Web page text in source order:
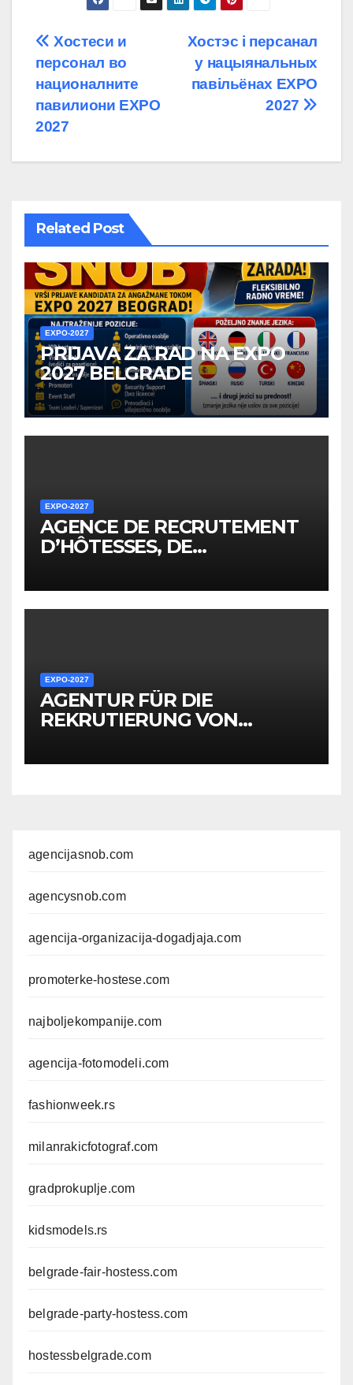
Post
navigation
Хостэс і персанал
у нацыянальных
павільёнах EXPO
2027
Хостеси и
персонал во
националните
павилиони EXPO
2027
Related Post
EXPO-2027
PRIJAVA ZA RAD NA EXPO
2027 BELGRADE
EXPO-2027
AGENCE DE RECRUTEMENT
D’HÔTESSES, DE
PROMOTEURS ET D’AUTRES
EMPLOYÉS POUR LES
EXPO-2027
AGENTUR FÜR DIE
REKRUTIERUNG VON
PROMOTERN UND
agencijasnob.com
agencysnob.com
agencija-organizacija-dogadjaja.com
promoterke-hostese.com
najboljekompanije.com
agencija-fotomodeli.com
fashionweek.rs
milanrakicfotograf.com
gradprokuplje.com
kidsmodels.rs
belgrade-fair-hostess.com
belgrade-party-hostess.com
hostessbelgrade.com